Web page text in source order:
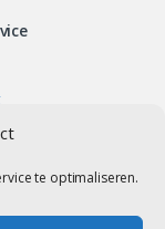
te optimaliseren.